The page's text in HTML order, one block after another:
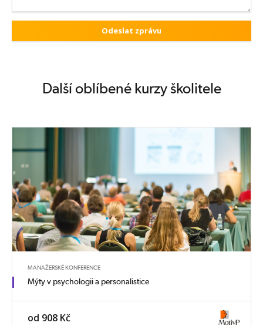
Další oblíbené kurzy školitele
MANAŽERSKÉ KONFERENCE
Mýty v psychologii a personalistice
od 908 Kč